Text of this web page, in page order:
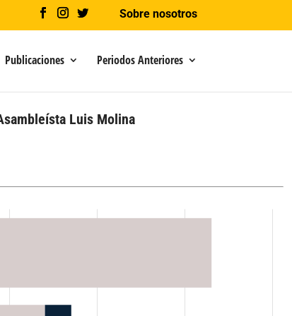
Sobre nosotros
Publicaciones Periodos Anteriores
Luis Molina